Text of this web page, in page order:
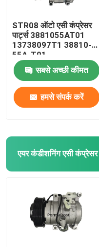
ऑटो एसी कंप्रेसर
एयर कंडीशनिंग एसी कंप्रेसर
ऑटो हवा कंप्रेसर
कार एयर कंडीशनिंग कंप्रेसर
एसी कंप्रेसर नियंत्रण वाल्व
STR08 ऑटो एसी कंप्रेसर
पार्ट्स 3881055AT01
13738097T1 38810-
55A-T01
सबसे अच्छी कीमत
हमसे संपर्क करें
एयर कंडीशनिंग एसी कंप्रेसर